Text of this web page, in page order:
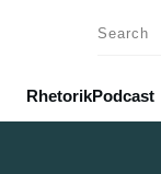
RhetorikPodcast